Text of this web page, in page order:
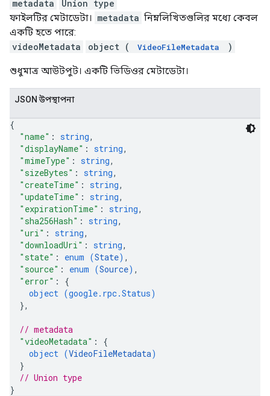
metadata
Union type
ফাইলটির মেটাডেটা। metadata নিম্নলিখিতগুলির মধ্যে কেবল
একটি হতে পারে:
videoMetadata
object ( VideoFileMetadata )
শুধুমাত্র আউটপুট। একটি ভিডিওর মেটাডেটা।
JSON উপস্থাপনা
{
"name" : string,
"displayName" : string,
"mimeType" : string,
"sizeBytes" : string,
"createTime" : string,
"updateTime" : string,
"expirationTime" : string,
"sha256Hash" : string,
"uri" : string,
"downloadUri" : string,
"state" : enum (State) ,
"source" : enum (Source) ,
"error" : {
object (google.rpc.Status)
},
// metadata
"videoMetadata" : {
object (VideoFileMetadata)
}
// Union type
}